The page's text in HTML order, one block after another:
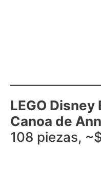
LEGO
Canoa de
108 piezas,